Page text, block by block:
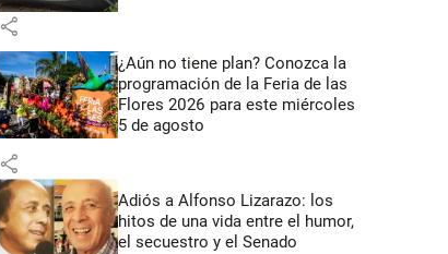
share
¿Aún no tiene plan? Conozca la
programación de la Feria de las
Flores 2026 para este miércoles
5 de agosto
share
Adiós a Alfonso Lizarazo: los
hitos de una vida entre el humor,
el secuestro y el Senado